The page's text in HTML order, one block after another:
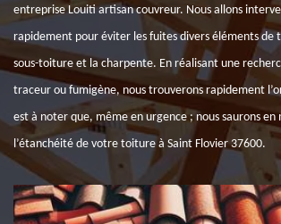
entreprise Louiti artisan couvreur. Nous allons
rapidement pour éviter les fuites divers éléments de
sous-toiture et la charpente. En réalisant une
traceur ou fumigène, nous trouverons rapidement
est à noter que, même en urgence ; nous saurons
l’étanchéité de votre toiture à Saint Flovier 37600.